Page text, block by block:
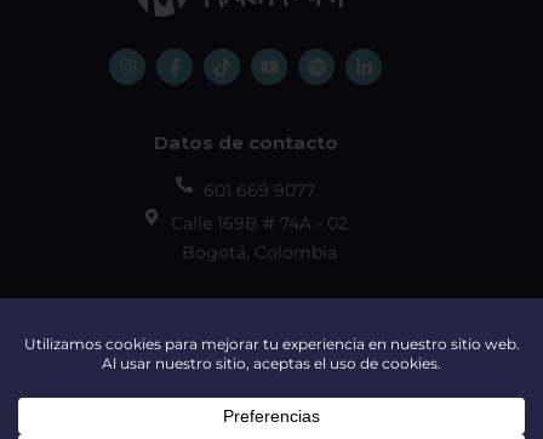
Datos de contacto
601 669 9077
Calle 169B # 74A - 02
Bogotá, Colombia
Documentos institucionales
Trabaja con nosotros